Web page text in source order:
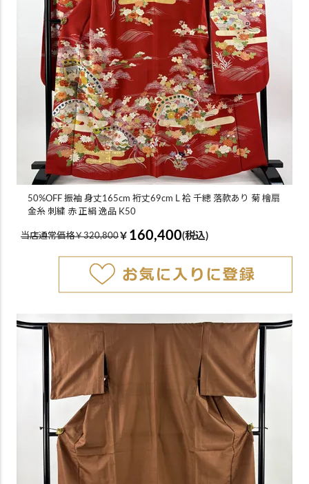
50%OFF 振袖 身丈165cm 裄丈69cm L 袷 千總 落款あり 菊 檜扇
金糸 刺繍 赤 正絹 逸品 K50
当店通常価格￥320,800￥ 160,400(税込)